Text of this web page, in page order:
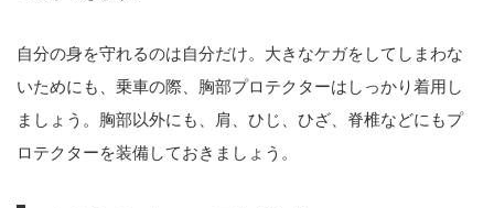
自分の身を守れるのは自分だけ。大きなケガをしてしまわな
いためにも、乗車の際、胸部プロテクターはしっかり着用し
ましょう。胸部以外にも、肩、ひじ、ひざ、脊椎などにもプ
ロテクターを装備しておきましょう。